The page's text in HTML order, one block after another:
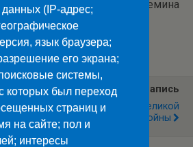
Текст и фото: И.Еремина
Следующая Запись
Тест По Истории Великой
Отечественной Войны
данных (IP-адрес;
язык браузера;
его экрана;
системы,
которых был переход
страниц и
на сайте; пол и
интересы